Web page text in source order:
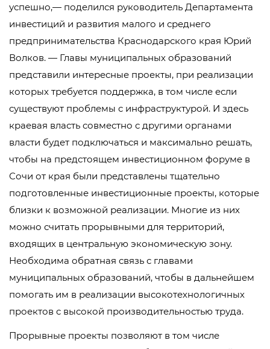
успешно,— поделился руководитель Департамента
инвестиций и развития малого и среднего
предпринимательства Краснодарского края Юрий
Волков. — Главы муниципальных образований
представили интересные проекты, при реализации
которых требуется поддержка, в том числе если
существуют проблемы с инфраструктурой. И здесь
краевая власть совместно с другими органами
власти будет подключаться и максимально решать,
чтобы на предстоящем инвестиционном форуме в
Сочи от края были представлены тщательно
подготовленные инвестиционные проекты, которые
близки к возможной реализации. Многие из них
можно считать прорывными для территорий,
входящих в центральную экономическую зону.
Необходима обратная связь с главами
муниципальных образований, чтобы в дальнейшем
помогать им в реализации высокотехнологичных
проектов с высокой производительностью труда.
Прорывные проекты позволяют в том числе